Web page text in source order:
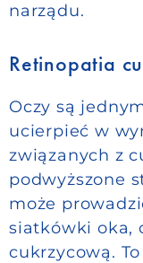
narządu.
Retinopatia
Oczy są
ucierpieć w
związanych z
podwyższone
może
siatkówki oka,
cukrzycową.